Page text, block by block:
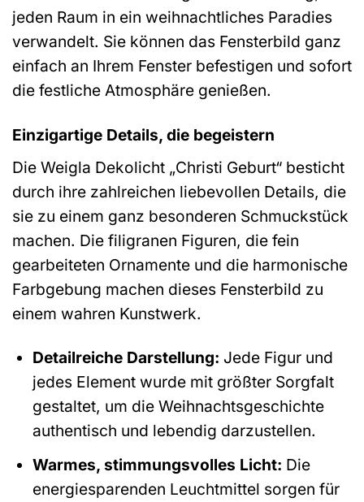
jeden Raum in ein weihnachtliches Paradies
verwandelt. Sie können das Fensterbild ganz
einfach an Ihrem Fenster befestigen und sofort
die festliche Atmosphäre genießen.
Einzigartige Details, die begeistern
Die Weigla Dekolicht „Christi Geburt“ besticht
durch ihre zahlreichen liebevollen Details, die
sie zu einem ganz besonderen Schmuckstück
machen. Die filigranen Figuren, die fein
gearbeiteten Ornamente und die harmonische
Farbgebung machen dieses Fensterbild zu
einem wahren Kunstwerk.
Detailreiche Darstellung: Jede Figur und
jedes Element wurde mit größter Sorgfalt
gestaltet, um die Weihnachtsgeschichte
authentisch und lebendig darzustellen.
Warmes, stimmungsvolles Licht: Die
energiesparenden Leuchtmittel sorgen für